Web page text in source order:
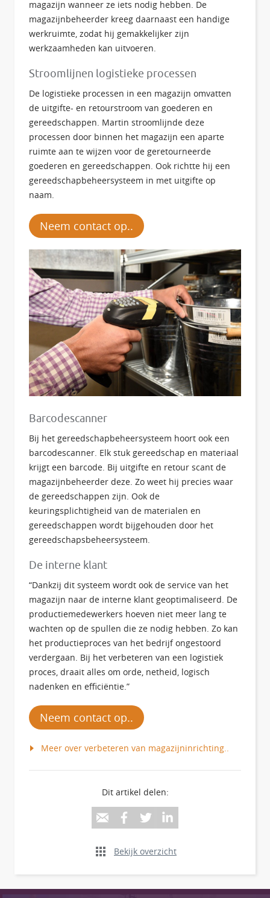
magazijn wanneer ze iets nodig hebben. De
magazijnbeheerder kreeg daarnaast een handige
werkruimte, zodat hij gemakkelijker zijn
werkzaamheden kan uitvoeren.
Stroomlijnen logistieke processen
De logistieke processen in een magazijn omvatten
de uitgifte- en retourstroom van goederen en
gereedschappen. Martin stroomlijnde deze
processen door binnen het magazijn een aparte
ruimte aan te wijzen voor de geretourneerde
goederen en gereedschappen. Ook richtte hij een
gereedschapbeheersysteem in met uitgifte op
naam.
Neem contact op..
Barcodescanner
Bij het gereedschapbeheersysteem hoort ook een
barcodescanner. Elk stuk gereedschap en materiaal
krijgt een barcode. Bij uitgifte en retour scant de
magazijnbeheerder deze. Zo weet hij precies waar
de gereedschappen zijn. Ook de
keuringsplichtigheid van de materialen en
gereedschappen wordt bijgehouden door het
gereedschapsbeheersysteem.
De interne klant
“Dankzij dit systeem wordt ook de service van het
magazijn naar de interne klant geoptimaliseerd. De
productiemedewerkers hoeven niet meer lang te
wachten op de spullen die ze nodig hebben. Zo kan
het productieproces van het bedrijf ongestoord
verdergaan. Bij het verbeteren van een logistiek
proces, draait alles om orde, netheid, logisch
nadenken en efficiëntie.”
Neem contact op..
Meer over verbeteren van magazijninrichting..
Dit artikel delen:
Bekijk overzicht